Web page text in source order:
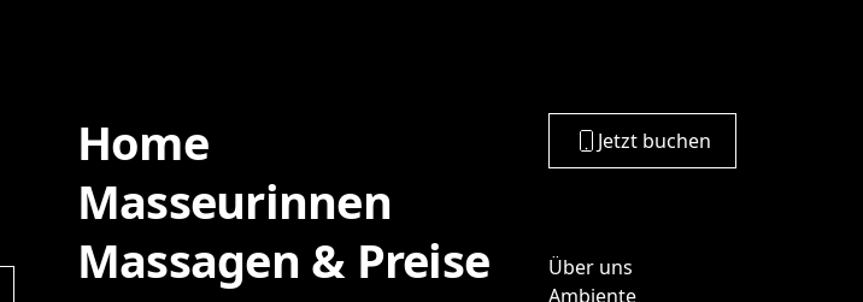
Home
Masseurinnen
Massagen & Preise
Jetzt buchen
Über uns
Ambiente